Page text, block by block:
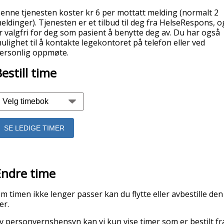
tjenesten koster kr 6 per mottatt melding (normalt 2
Tjenesten er et tilbud til deg fra HelseRespons,
valgfri for deg som pasient å benytte deg av. Du har også
til å kontakte legekontoret på telefon eller ved
oppmøte.
time
SE LEDIGE TIMER
time
timen ikke lenger passer kan du flytte eller avbestille den
personvernshensyn kan vi kun vise timer som er bestilt